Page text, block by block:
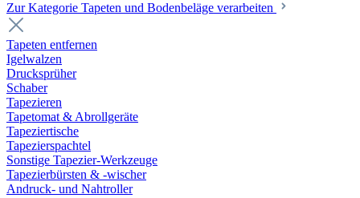
Zur Kategorie Tapeten und Bodenbeläge verarbeiten
Tapeten entfernen
Igelwalzen
Drucksprüher
Schaber
Tapezieren
Tapetomat & Abrollgeräte
Tapeziertische
Tapezierspachtel
Sonstige Tapezier-Werkzeuge
Tapezierbürsten & -wischer
Andruck- und Nahtroller